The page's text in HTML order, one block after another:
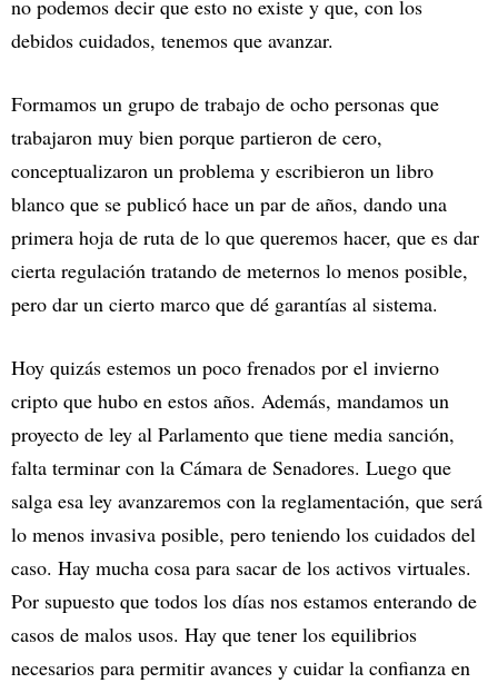
no podemos decir que esto no existe y que, con los
debidos cuidados, tenemos que avanzar.
Formamos un grupo de trabajo de ocho personas que
trabajaron muy bien porque partieron de cero,
conceptualizaron un problema y escribieron un libro
blanco que se publicó hace un par de años, dando una
primera hoja de ruta de lo que queremos hacer, que es dar
cierta regulación tratando de meternos lo menos posible,
pero dar un cierto marco que dé garantías al sistema.
Hoy quizás estemos un poco frenados por el invierno
cripto que hubo en estos años. Además, mandamos un
proyecto de ley al Parlamento que tiene media sanción,
falta terminar con la Cámara de Senadores. Luego que
salga esa ley avanzaremos con la reglamentación, que será
lo menos invasiva posible, pero teniendo los cuidados del
caso. Hay mucha cosa para sacar de los activos virtuales.
Por supuesto que todos los días nos estamos enterando de
casos de malos usos. Hay que tener los equilibrios
necesarios para permitir avances y cuidar la confianza en